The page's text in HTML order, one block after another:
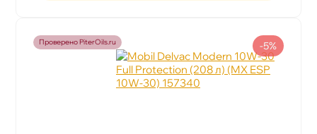
Проверено PiterOils.ru -5%